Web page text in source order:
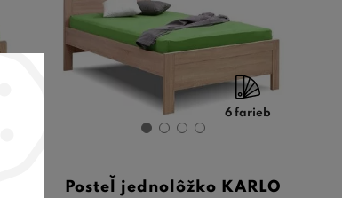
6 farieb
Posteľ jednolôžko KARLO